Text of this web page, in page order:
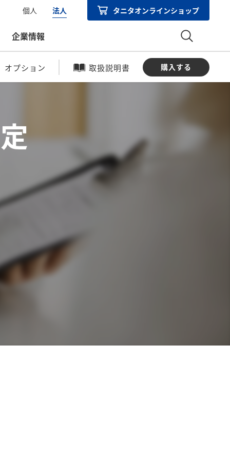
企業情報
個人 法人 タニタオンラインショップ
オプション 取扱説明書 購入する